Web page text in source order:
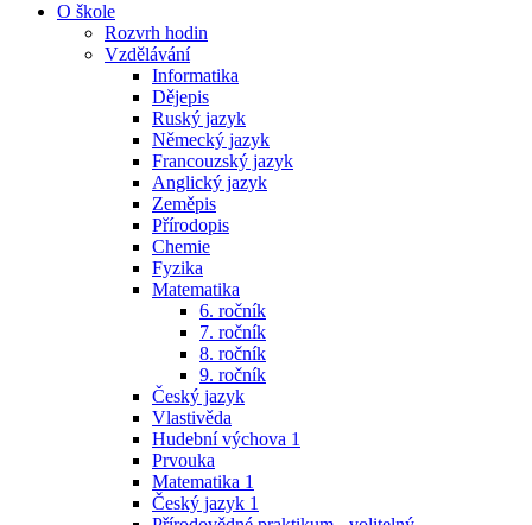
O škole
Rozvrh hodin
Vzdělávání
Informatika
Dějepis
Ruský jazyk
Německý jazyk
Francouzský jazyk
Anglický jazyk
Zeměpis
Přírodopis
Chemie
Fyzika
Matematika
6. ročník
7. ročník
8. ročník
9. ročník
Český jazyk
Vlastivěda
Hudební výchova 1
Prvouka
Matematika 1
Český jazyk 1